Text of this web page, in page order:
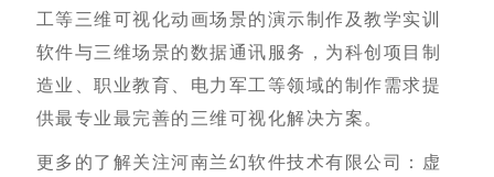
工等三维可视化动画场景的演示制作及教学实训
软件与三维场景的数据通讯服务，为科创项目制
造业、职业教育、电力军工等领域的制作需求提
供最专业最完善的三维可视化解决方案。
更多的了解关注河南兰幻软件技术有限公司：虚